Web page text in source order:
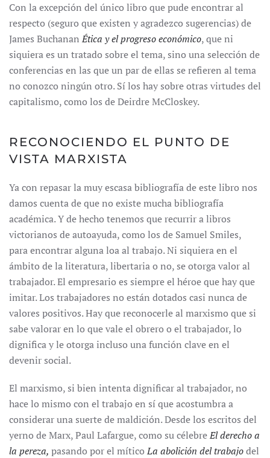
Con la excepción del único libro que pude encontrar al
respecto (seguro que existen y agradezco sugerencias) de
James BuchananÉtica y el progreso económico, que ni
siquiera es un tratado sobre el tema, sino una selección de
conferencias en las que un par de ellas se refieren al tema
no conozco ningún otro. Sí los hay sobre otras virtudes del
capitalismo, como los de Deirdre McCloskey.
RECONOCIENDO EL PUNTO DE
VISTA MARXISTA
Ya con repasar la muy escasa bibliografía de este libro nos
damos cuenta de que no existe mucha bibliografía
académica. Y de hecho tenemos que recurrir a libros
victorianos de autoayuda, como los de Samuel Smiles,
para encontrar alguna loa al trabajo. Ni siquiera en el
ámbito de la literatura, libertaria o no, se otorga valor al
trabajador. El empresario es siempre el héroe que hay que
imitar. Los trabajadores no están dotados casi nunca de
valores positivos. Hay que reconocerle al marxismo que si
sabe valorar en lo que vale el obrero o el trabajador, lo
dignifica y le otorga incluso una función clave en el
devenir social.
El marxismo, si bien intenta dignificar al trabajador, no
hace lo mismo con el trabajo en sí que acostumbra a
considerar una suerte de maldición. Desde los escritos del
yerno de Marx, Paul Lafargue, como su célebreEl derecho a
la pereza, pasando por el míticoLa abolición del trabajodel